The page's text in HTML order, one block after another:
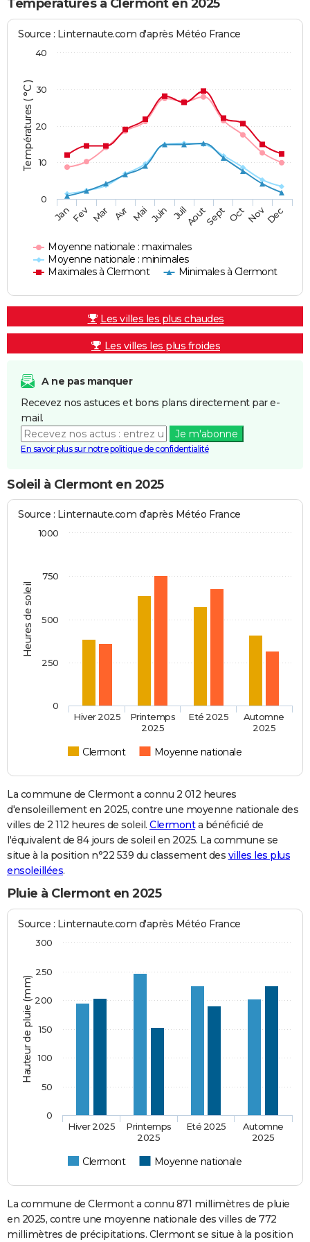
Températures à Clermont en 2025
Températures ( °C )
Source : Linternaute.com d'après Météo France
Moyenne nationale : maximales
Moyenne nationale : minimales
Maximales à Clermont
Minimales à Clermont
JanFev Mar Avr Mai Juin JuilAoutSept OctNovDec
0
10
20
30
40
Les villes les plus chaudes
Les villes les plus froides
A ne pas manquer
Recevez nos astuces et bons plans directement par e-
mail.
Je m'abonne
En savoir plus sur notre politique de confidentialité
Soleil à Clermont en 2025
Heures de soleil
Source : Linternaute.com d'après Météo France
Clermont Moyenne nationale
Hiver 2025
Printemps
2025
Eté 2025
Automne
2025
0
250
500
750
1000
La commune de Clermont a connu 2 012 heures
d'ensoleillement en 2025, contre une moyenne nationale des
villes de 2 112 heures de soleil. Clermonta bénéficié de
l'équivalent de 84 jours de soleil en 2025. La commune se
situe à la position n°22 539 du classement des villes les plus
ensoleillées.
Pluie à Clermont en 2025
Hauteur de pluie (mm)
Source : Linternaute.com d'après Météo France
Clermont Moyenne nationale
Hiver 2025
Printemps
2025
Eté 2025
Automne
2025
0
50
100
150
200
250
300
La commune de Clermont a connu 871 millimètres de pluie
en 2025, contre une moyenne nationale des villes de 772
millimètres de précipitations. Clermont se situe à la position